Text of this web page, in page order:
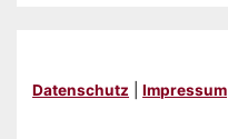
Datenschutz |Impressum